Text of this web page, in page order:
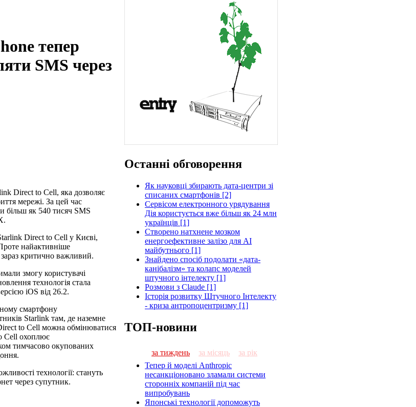
тепер
SMS через
Direct to Cell, яка дозволяє
мережі. За цей час
більш як 540 тисяч SMS
Direct to Cell у Києві,
найактивніше
критично важливий.
змогу користувачі
технологія стала
iOS від 26.2.
смартфону
Starlink там, де наземне
to Cell можна обмінюватися
Cell охоплює
тимчасово окупованих
технології: стануть
через супутник.
Останні обговорення
Як науковці збирають дата-центри зі
списаних смартфонів [2]
Сервісом електронного урядування
Дія користується вже більш як 24 млн
українців [1]
Створено натхнене мозком
енергоефективне залізо для AI
майбутнього [1]
Знайдено спосіб подолати «дата-
канібалізм» та колапс моделей
штучного інтелекту [1]
Розмови з Claude [1]
Історія розвитку Штучного Інтелекту
- криза антропоцентризму [1]
ТОП-новини
за тиждень за місяць
за рік
Тепер й моделі Anthropic
несанкціоновано зламали системи
сторонніх компаній під час
випробувань
Японські технології допоможуть